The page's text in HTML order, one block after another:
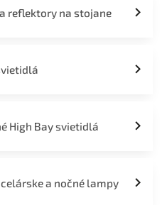
reflektory na stojane
High Bay svietidlá
a nočné lampy